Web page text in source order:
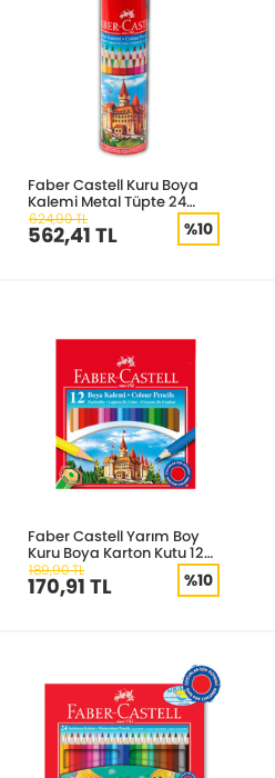
Faber Castell Kuru Boya
Kalemi Metal Tüpte 24
Renk
624,90 TL
562,41 TL %10
Faber Castell Yarım Boy
Kuru Boya Karton Kutu 12
Renk
189,90 TL
170,91 TL %10